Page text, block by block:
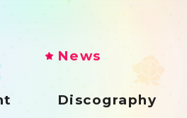
News
Discography